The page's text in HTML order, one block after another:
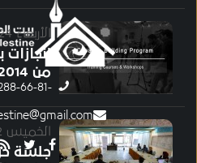
الأربعاء 24 فبراير 2021
من 2014 - 2020
الخميس 02 ديسمبر 2021
جلسة
-8-288-66-81(972)